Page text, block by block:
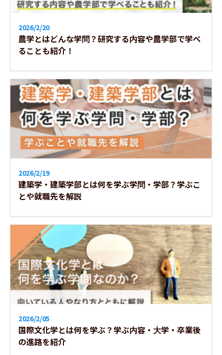
2026/2/20
農学とはどんな学問？研究する内容や農学部で学べ
ることも紹介！
2026/2/19
建築学・建築学部とは何を学ぶ学問・学部？学ぶこ
とや就職先を解説
2026/2/05
国際文化学とは何を学ぶ？学ぶ内容・大学・卒業後
の進路を紹介